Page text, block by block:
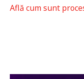
Află cum sunt